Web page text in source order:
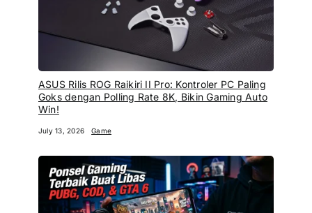
ASUS Rilis ROG Raikiri II Pro: Kontroler PC Paling
Goks dengan Polling Rate 8K, Bikin Gaming Auto
Win!
July 13, 2026 Game